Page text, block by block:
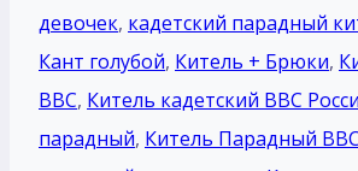
девочек, кадетский парадный
Кант голубой, Китель + Брюки,
ВВС, Китель кадетский ВВС
парадный, Китель Парадный ВВС